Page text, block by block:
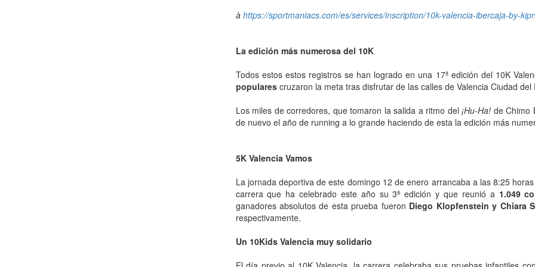
à https://sportmaniacs.com/es/services/inscription/10k-valencia-ibercaja-by-
La edición más numerosa del 10K
Todos estos estos registros se han logrado en una 17ª edición del 10K
popularescruzaron la meta tras disfrutar de las calles de Valencia Ciudad
Los miles de corredores, que tomaron la salida a ritmo del¡Hu-Ha! de Chimo
de nuevo el año de running a lo grande haciendo de esta la edición más
5K Valencia Vamos
La jornada deportiva de este domingo 12 de enero arrancaba a las 8:25
carrera que ha celebrado este año su 3ª edición y que reunió a 1.049
ganadores absolutos de esta prueba fueron Diego Klopfenstein y Chiara
respectivamente.
Un 10Kids Valencia muy solidario